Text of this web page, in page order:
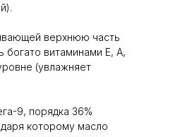
верхнюю часть
богато витаминами Е, А,
(увлажняет
9, порядка 36%
которому масло